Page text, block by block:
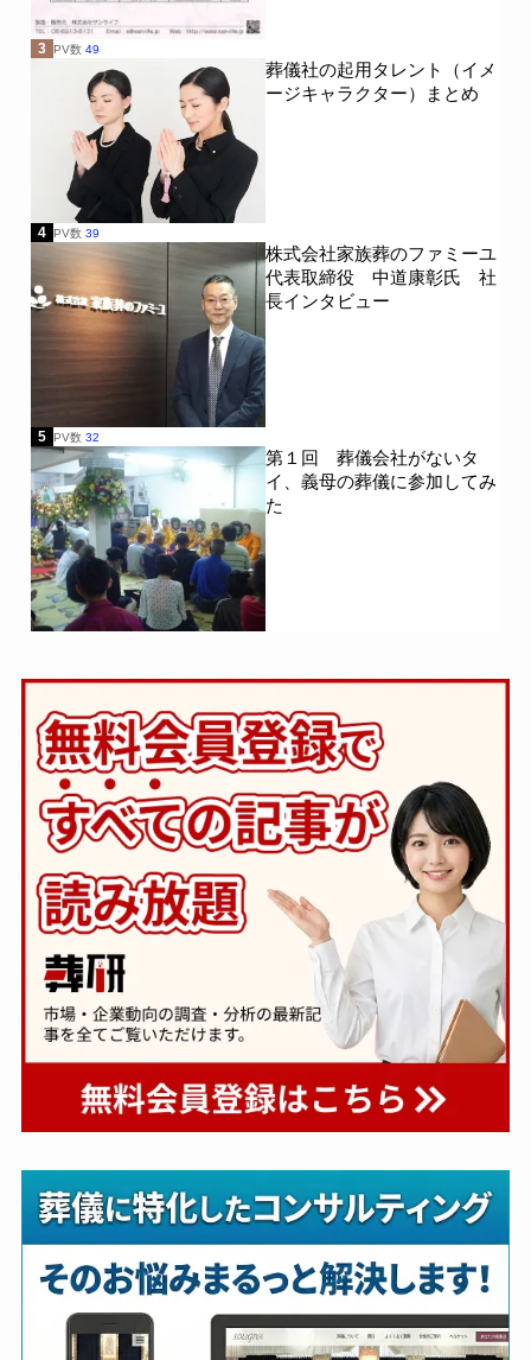
3 PV数 49
葬儀社の起用タレント（イメ
ージキャラクター）まとめ
4 PV数 39
株式会社家族葬のファミーユ
代表取締役 中道康彰氏 社
長インタビュー
5 PV数 32
第１回 葬儀会社がないタ
イ、義母の葬儀に参加してみ
た